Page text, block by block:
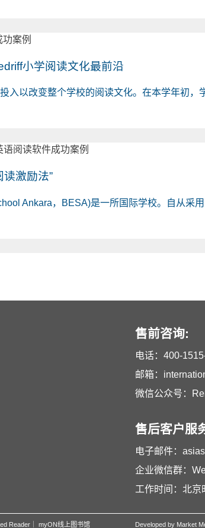
小学阅读文化最前沿
入以改变整个学校的阅读文化。在本学年初
激励法”
Ankara，BESA)是一所国际学校。自从采
售前咨询:
电话：400-
邮箱：
微信公众号：
售后客户服
电子邮件：
企业微信群：
工作时间：北京
Reader myON线上图书馆 Developed by Market